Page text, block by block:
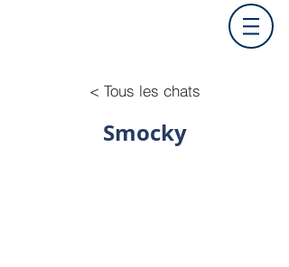
< Tous les chats
Smocky